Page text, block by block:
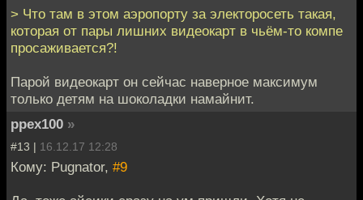
> Что там в этом аэропорту за электоросеть такая,
которая от пары лишних видеокарт в чьём-то компе
просаживается?!
Парой видеокарт он сейчас наверное максимум
только детям на шоколадки намайнит.
ppex100 »
#13 | 16.12.17 12:28
Кому: Pugnator, #9